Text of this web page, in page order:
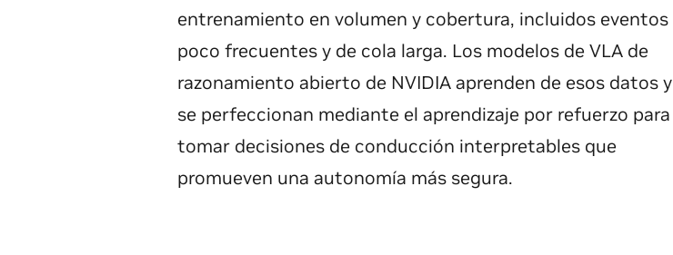
entrenamiento en volumen y cobertura, incluidos eventos
poco frecuentes y de cola larga. Los modelos de VLA de
razonamiento abierto de NVIDIA aprenden de esos datos y
se perfeccionan mediante el aprendizaje por refuerzo para
tomar decisiones de conducción interpretables que
promueven una autonomía más segura.